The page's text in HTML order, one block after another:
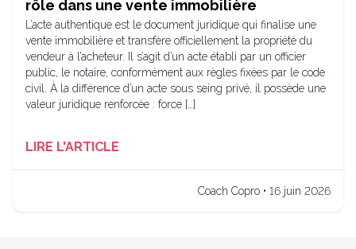
rôle dans une vente immobilière
L’acte authentique est le document juridique qui finalise une
vente immobilière et transfère officiellement la propriété du
vendeur à l’acheteur. Il s’agit d’un acte établi par un officier
public, le notaire, conformément aux règles fixées par le code
civil. À la différence d’un acte sous seing privé, il possède une
valeur juridique renforcée : force […]
LIRE L'ARTICLE
Coach Copro • 16 juin 2026